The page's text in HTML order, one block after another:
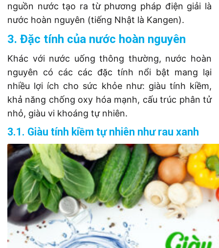
nguồn nước tạo ra từ phương pháp điện giải là
nước hoàn nguyên (tiếng Nhật là Kangen).
3. Đặc tính của nước hoàn nguyên
Khác với nước uống thông thường, nước hoàn
nguyên có các các đặc tính nổi bật mang lại
nhiều lợi ích cho sức khỏe như: giàu tính kiềm,
khả năng chống oxy hóa mạnh, cấu trúc phân tử
nhỏ, giàu vi khoáng tự nhiên.
3.1. Giàu tính kiềm tự nhiên như rau xanh